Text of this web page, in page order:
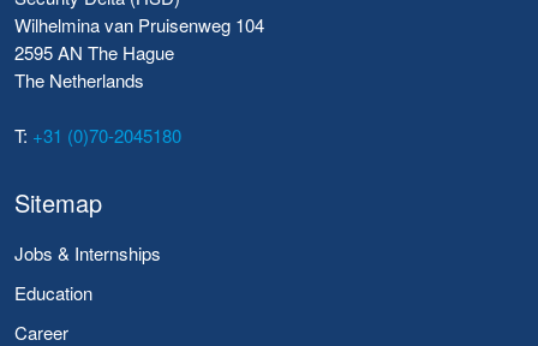
Wilhelmina van Pruisenweg 104
2595 AN The Hague
The Netherlands
T: +31 (0)70-2045180
Sitemap
Jobs & Internships
Education
Career